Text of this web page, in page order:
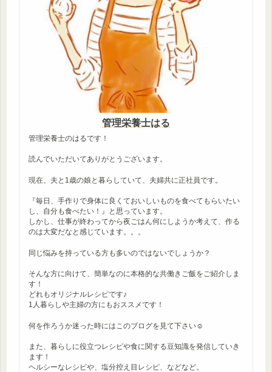
管理栄養士はる
管理栄養士のはるです！
読んでいただいてありがとうございます。
現在、夫と1歳の娘と暮らしていて、夫婦共に正社員です。
『毎日、手作りで身体に良くておいしいものを食べてもらいたい
し、自分も食べたい！』と思っています。
しかし、仕事が終わってから夜ごはん何にしようか考えて、作る
のは大変だなと感じています。。。
同じ悩みを持っている方も多いのではないでしょうか？
そんな方に向けて、簡単なのに本格的な共働きご飯をご紹介しま
す！
どれもオリジナルレシピです♪
1人暮らしや主婦の方にもおススメです！
何を作ろうか迷った時にはこのブログを見て下さい☺
また、暮らしに役立つレシピや食に関する豆知識を発信していき
ます！
ヘルシーなレシピや、塩分控え目レシピ、などなど。